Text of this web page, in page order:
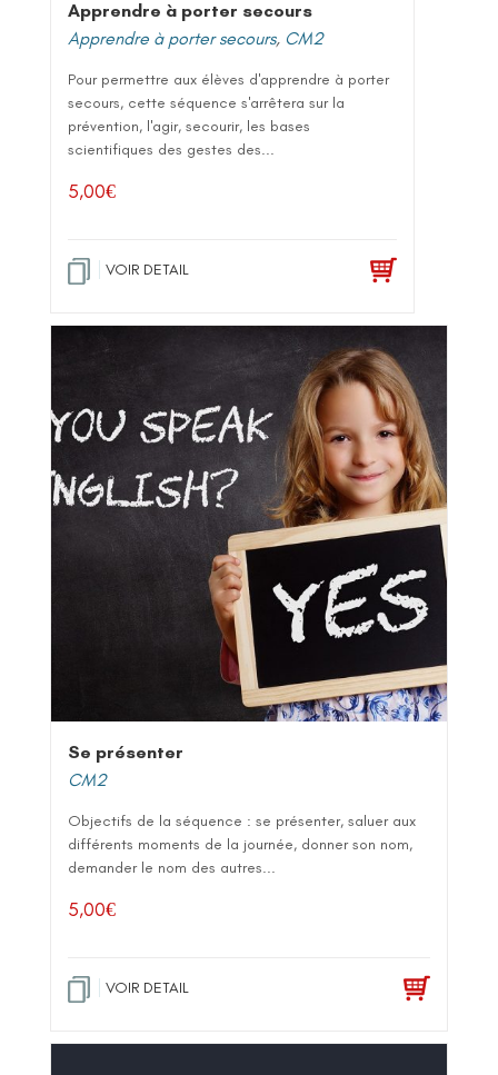
Apprendre à porter secours
Apprendre à porter secours, CM2
Pour permettre aux élèves d'apprendre à porter
secours, cette séquence s'arrêtera sur la
prévention, l'agir, secourir, les bases
scientifiques des gestes des...
5,00€
VOIR DETAIL
Se présenter
CM2
Objectifs de la séquence : se présenter, saluer aux
différents moments de la journée, donner son nom,
demander le nom des autres...
5,00€
VOIR DETAIL